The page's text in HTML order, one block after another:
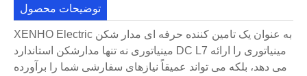
توضیحات محصول
XENHO Electric به عنوان یک تامین کننده حرفه ای مدار شکن
مینیاتوری نه تنها مدارشکن استاندارد DC L7 مینیاتوری را ارائه
می دهد، بلکه می تواند عمیقاً نیازهای سفارشی شما را برآورده